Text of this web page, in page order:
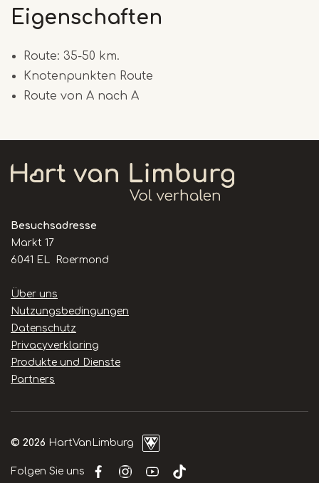
Eigenschaften
Route: 35-50 km.
Knotenpunkten Route
Route von A nach A
Besuchsadresse
Markt 17
6041 EL Roermond
Handige
links
Über uns
Nutzungsbedingungen
Datenschutz
Privacyverklaring
Produkte und Dienste
Partners
© 2026 HartVanLimburg
Folgen Sie uns